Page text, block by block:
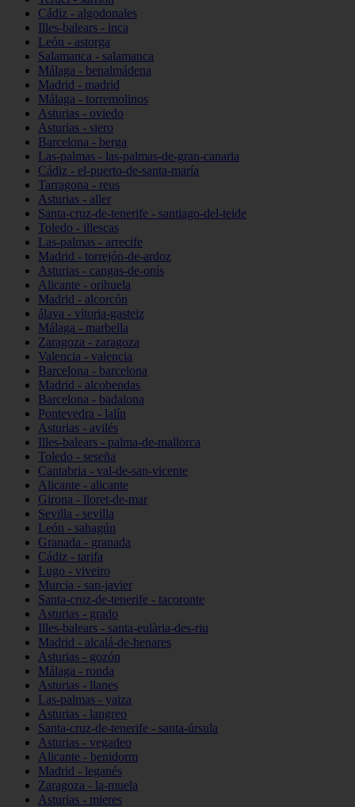
Cádiz - algodonales
Illes-balears - inca
León - astorga
Salamanca - salamanca
Málaga - benalmádena
Madrid - madrid
Málaga - torremolinos
Asturias - oviedo
Asturias - siero
Barcelona - berga
Las-palmas - las-palmas-de-gran-canaria
Cádiz - el-puerto-de-santa-maría
Tarragona - reus
Asturias - aller
Santa-cruz-de-tenerife - santiago-del-teide
Toledo - illescas
Las-palmas - arrecife
Madrid - torrejón-de-ardoz
Asturias - cangas-de-onís
Alicante - orihuela
Madrid - alcorcón
álava - vitoria-gasteiz
Málaga - marbella
Zaragoza - zaragoza
Valencia - valencia
Barcelona - barcelona
Madrid - alcobendas
Barcelona - badalona
Pontevedra - lalín
Asturias - avilés
Illes-balears - palma-de-mallorca
Toledo - seseña
Cantabria - val-de-san-vicente
Alicante - alicante
Girona - lloret-de-mar
Sevilla - sevilla
León - sahagún
Granada - granada
Cádiz - tarifa
Lugo - viveiro
Murcia - san-javier
Santa-cruz-de-tenerife - tacoronte
Asturias - grado
Illes-balears - santa-eulària-des-riu
Madrid - alcalá-de-henares
Asturias - gozón
Málaga - ronda
Asturias - llanes
Las-palmas - yaiza
Asturias - langreo
Santa-cruz-de-tenerife - santa-úrsula
Asturias - vegadeo
Alicante - benidorm
Madrid - leganés
Zaragoza - la-muela
Asturias - mieres